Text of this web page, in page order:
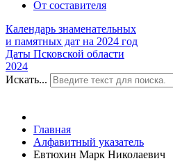
От составителя
Календарь знаменательных
и памятных дат на 2024 год
Даты Псковской области
2024
Искать...
Главная
Алфавитный указатель
Евтюхин Марк Николаевич